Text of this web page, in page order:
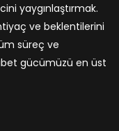
yaygınlaştırmak.
ve beklentilerini
süreç ve
gücümüzü en üst